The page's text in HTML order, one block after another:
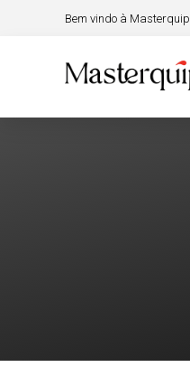
Bem vindo à Masterquip